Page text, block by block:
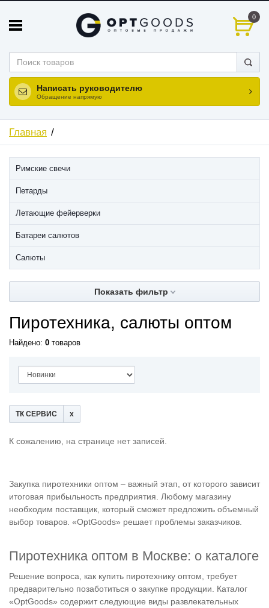
0
Написать руководителю
Обращение напрямую
Главная
Римские свечи
Петарды
Летающие фейерверки
Батареи салютов
Салюты
Показать фильтр
Пиротехника, салюты оптом
Найдено: 0 товаров
ТК СЕРВИС
К сожалению, на странице нет записей.
Закупка пиротехники оптом – важный этап, от которого зависит
итоговая прибыльность предприятия. Любому магазину
необходим поставщик, который сможет предложить объемный
выбор товаров. «OptGoods» решает проблемы заказчиков.
Пиротехника оптом в Москве: о каталоге
Решение вопроса, как купить пиротехнику оптом, требует
предварительно позаботиться о закупке продукции. Каталог
«OptGoods» содержит следующие виды развлекательных